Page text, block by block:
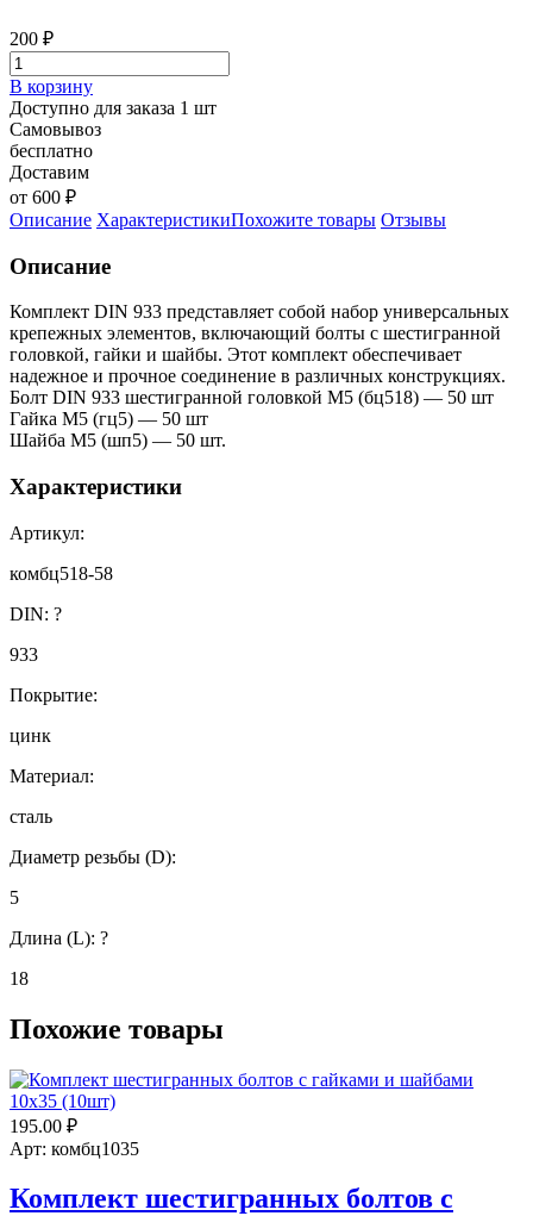
200 ₽
В корзину
Доступно для заказа 1 шт
Самовывоз
бесплатно
Доставим
от 600 ₽
Описание ХарактеристикиПохожите товары Отзывы
Описание
Комплект DIN 933 представляет собой набор универсальных
крепежных элементов, включающий болты с шестигранной
головкой, гайки и шайбы. Этот комплект обеспечивает
надежное и прочное соединение в различных конструкциях.
Болт DIN 933 шестигранной головкой М5 (бц518) — 50 шт
Гайка М5 (гц5) — 50 шт
Шайба М5 (шп5) — 50 шт.
Характеристики
Артикул:
комбц518-58
DIN: ?
933
Покрытие:
цинк
Материал:
сталь
Диаметр резьбы (D):
5
Длина (L): ?
18
Похожие товары
195.00 ₽
Арт: комбц1035
Комплект шестигранных болтов с